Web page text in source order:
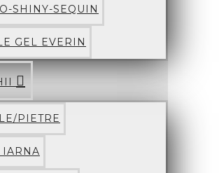
SHINY-SEQUIN
GEL EVERIN
PIETRE
IARNA